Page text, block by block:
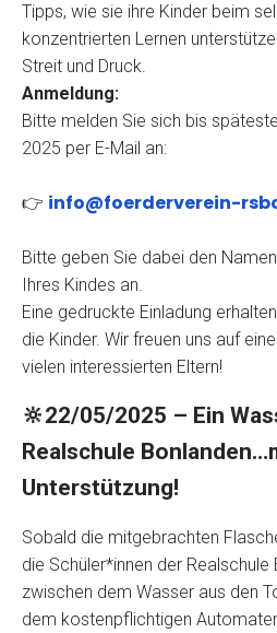
Tipps, wie sie ihre Kinder beim
konzentrierten Lernen
Streit und Druck.
Anmeldung:
Bitte melden Sie sich bis
2025 per E-Mail an:
👉 info@foerderverein-
Bitte geben Sie dabei den
Ihres Kindes an.
Eine gedruckte Einladung
die Kinder. Wir freuen uns auf
vielen interessierten Eltern!
🔆22/05/2025 – Ein
Realschule
Unterstützung!
Sobald die mitgebrachten
die Schüler*innen der
zwischen dem Wasser aus den
dem kostenpflichtigen